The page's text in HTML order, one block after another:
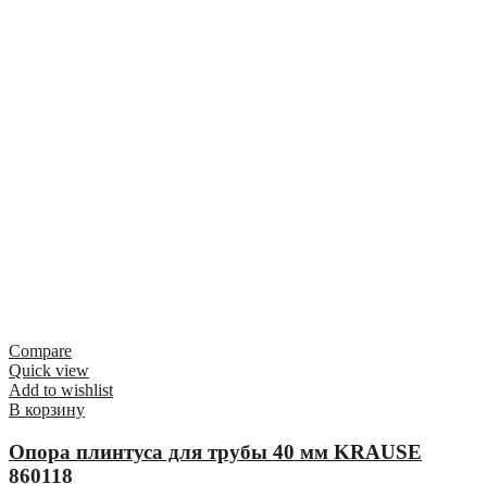
Compare
Quick view
Add to wishlist
В корзину
Опора плинтуса для трубы 40 мм KRAUSE
860118